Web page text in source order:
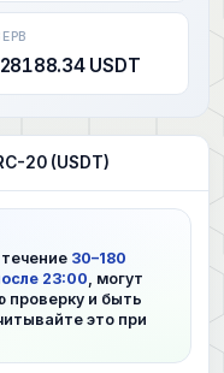
USDT
20 (USDT)
30–180
23:00 , могут
проверку и быть
это при